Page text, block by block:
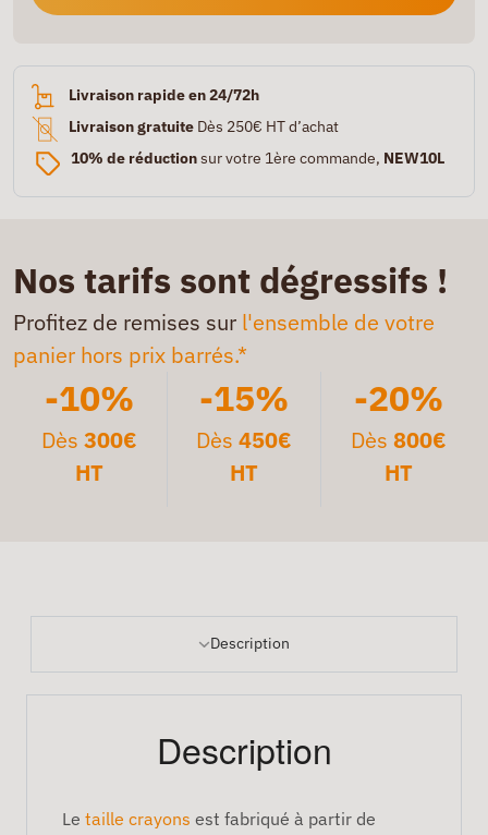
Livraison rapide en 24/72h
Livraison gratuite Dès 250€ HT d’achat
10% de réductionsur votre 1ère commande, NEW10L
Nos tarifs sont dégressifs !
Profitez de remises sur l'ensemble de votre
panier hors prix barrés.*
-10%
Dès300€
HT
-15%
Dès 450€
HT
-20%
Dès 800€
HT
Description
Description
Le taille crayons est fabriqué à partir de